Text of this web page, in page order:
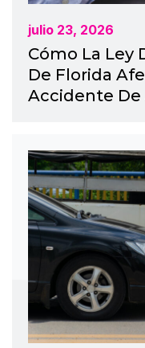
julio 23, 2026
Cómo La Ley
De Florida
Accidente De